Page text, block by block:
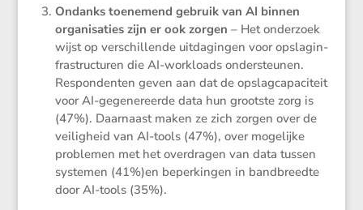
Ondanks toene­mend gebruik van AI binnen
organi­sa­ties zijn er ook zorgen – Het onder­zoek
wijst op verschil­lende uitda­gingen voor opslag­in­
fra­struc­turen die AI-workloads onder­steunen.
Respon­denten geven aan dat de opslag­ca­pa­ci­teit
voor AI-gegene­reerde data hun grootste zorg is
(47%). Daarnaast maken ze zich zorgen over de
veilig­heid van AI-tools (47%), over mogelijke
problemen met het overdragen van data tussen
systemen (41%)en beper­kingen in bandbreedte
door AI-tools (35%).